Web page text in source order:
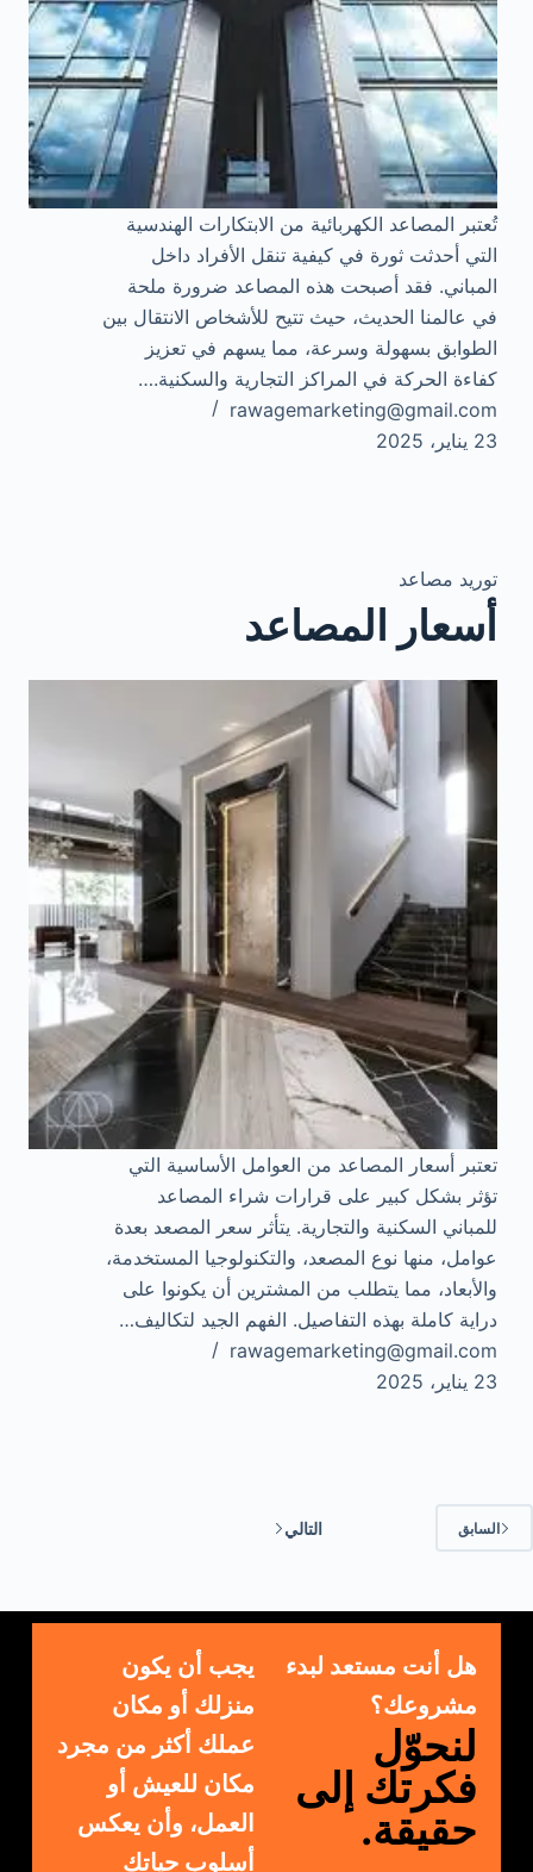
تُعتبر المصاعد الكهربائية من الابتكارات الهندسية
التي أحدثت ثورة في كيفية تنقل الأفراد داخل
المباني. فقد أصبحت هذه المصاعد ضرورة ملحة
في عالمنا الحديث، حيث تتيح للأشخاص الانتقال بين
الطوابق بسهولة وسرعة، مما يسهم في تعزيز
كفاءة الحركة في المراكز التجارية والسكنية.…
rawagemarketing@gmail.com
23 يناير، 2025
توريد مصاعد
أسعار المصاعد
تعتبر أسعار المصاعد من العوامل الأساسية التي
تؤثر بشكل كبير على قرارات شراء المصاعد
للمباني السكنية والتجارية. يتأثر سعر المصعد بعدة
عوامل، منها نوع المصعد، والتكنولوجيا المستخدمة،
والأبعاد، مما يتطلب من المشترين أن يكونوا على
دراية كاملة بهذه التفاصيل. الفهم الجيد لتكاليف…
rawagemarketing@gmail.com
23 يناير، 2025
السابق التالي
هل أنت مستعد لبدء
مشروعك؟
لنحوّل
فكرتك إلى
حقيقة.
يجب أن يكون
منزلك أو مكان
عملك أكثر من مجرد
مكان للعيش أو
العمل، وأن يعكس
أسلوب حياتك